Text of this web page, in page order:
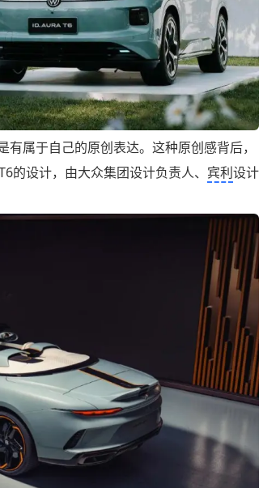
有属于自己的原创表达。这种原创感背后，
的设计，由大众集团设计负责人、 宾利设计